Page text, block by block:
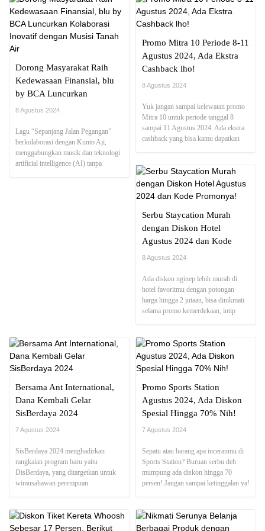
Dorong Masyarakat Raih
Kedewasaan Finansial, blu
by BCA Luncurkan
Kolaborasi Inovatif dengan
8 Agustus 2024
Lagu “Sepanjang Jalan Pegangan”
berkolaborasi dengan Kunto Aji,
menggabungkan musik dan teknologi
artificial intelligence (AI) tanpa
Promo Mitra 10 Periode 8-11
Agustus 2024, Ada Ekstra
Cashback lho!
8 Agustus 2024
Yuk jangan sampai kelewatan promo
Mitra 10 untuk periode tanggal 8
sampai 11 Agustus 2024. Ada ekstra
cashback yang bisa kamu dapatkan
Serbu Staycation Murah
dengan Diskon Hotel
Agustus 2024 dan Kode
Promonya!
8 Agustus 2024
Ada diskon nginep lebih murah di
hotel favoritmu dengan potongan
harga hingga 2 jutaan, bisa dinikmati
selama promo kemerdekaan, intip
Bersama Ant International,
Dana Kembali Gelar
SisBerdaya 2024
7 Agustus 2024
SisBerdaya 2024 menghadirkan
rangkaian program baru yaitu
DisBerdaya, yang ditargetkan untuk
wirausahawan perempuan
Promo Sports Station
Agustus 2024, Ada Diskon
Spesial Hingga 70% Nih!
7 Agustus 2024
Sepatu atau barang apa inceranmu di
Sports Station? Buruan serbu deh
mumpung ada diskon hingga 70
persen! Jangan sampai ketinggalan ya!